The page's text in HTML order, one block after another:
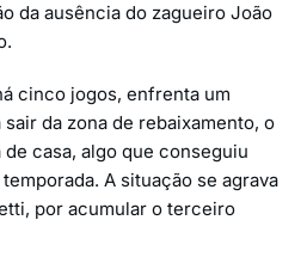
da ausência do zagueiro João
cinco jogos, enfrenta um
da zona de rebaixamento, o
casa, algo que conseguiu
A situação se agrava
por acumular o terceiro